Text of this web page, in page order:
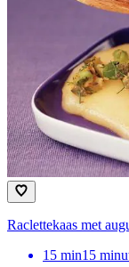
Raclettekaas met
15 min15